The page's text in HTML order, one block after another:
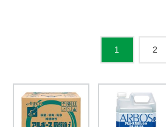
1 2